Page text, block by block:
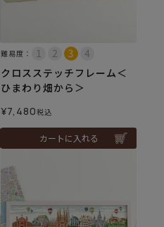
難易度：
クロスステッチフレーム＜
ひまわり畑から＞
¥7,480税込
カートに入れる